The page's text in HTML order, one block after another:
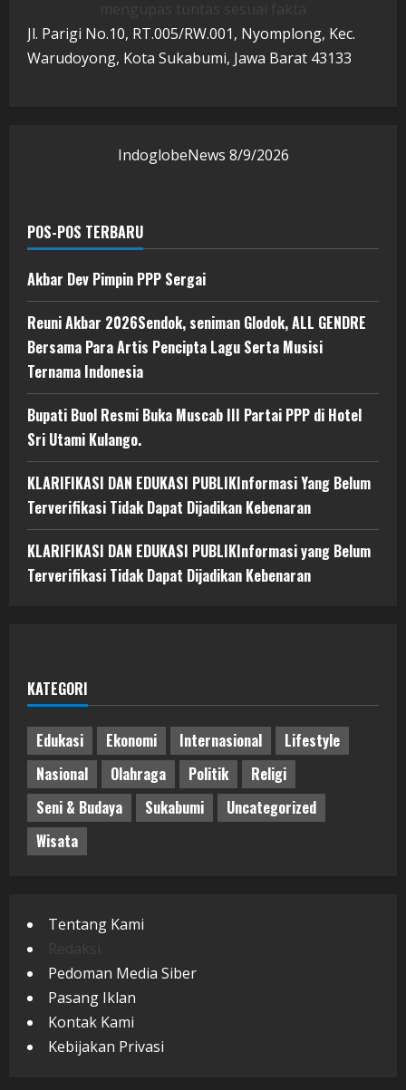
Jl. Parigi No.10, RT.005/RW.001, Nyomplong, Kec.
Warudoyong, Kota Sukabumi, Jawa Barat 43133
IndoglobeNews 8/9/2026
POS-POS TERBARU
Akbar Dev Pimpin PPP Sergai
Reuni Akbar 2026Sendok, seniman Glodok, ALL GENDRE
Bersama Para Artis Pencipta Lagu Serta Musisi
Ternama Indonesia
Bupati Buol Resmi Buka Muscab III Partai PPP di Hotel
Sri Utami Kulango.
KLARIFIKASI DAN EDUKASI PUBLIKInformasi Yang Belum
Terverifikasi Tidak Dapat Dijadikan Kebenaran
KLARIFIKASI DAN EDUKASI PUBLIKInformasi yang Belum
Terverifikasi Tidak Dapat Dijadikan Kebenaran
KATEGORI
Edukasi Ekonomi Internasional
Lifestyle
Nasional
Olahraga Politik
Religi
Seni & Budaya
Sukabumi
Uncategorized
Wisata
Tentang Kami
Pedoman Media Siber
Pasang Iklan
Kontak Kami
Kebijakan Privasi